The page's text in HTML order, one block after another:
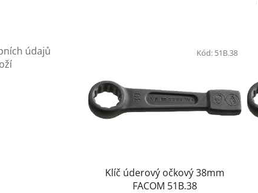
údajů
Klíč úderový očkový 38mm
FACOM 51B.38
Kód: 51B.38